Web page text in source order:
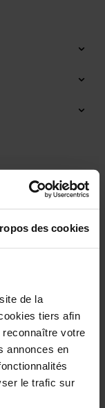
des cookies
de la
tiers afin
votre
annonces en
le trafic sur
projets